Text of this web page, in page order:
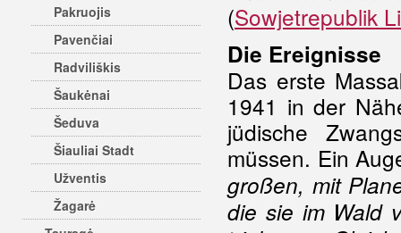
Pakruojis
Pavenčiai
Radviliškis
Šaukėnai
Šeduva
Šiauliai Stadt
Užventis
Žagarė
(Sowjetrepublik
Die Ereignisse
Das erste
1941 in der
jüdische
müssen. Ein
großen, mit
die sie im Wald